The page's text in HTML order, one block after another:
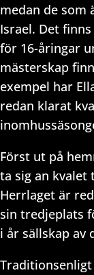
medan de som
Israel. Det
för 16-åringar
mästerskap
exempel har
redan klarat
Först ut på
ta sig an kvalet
Herrlaget är
sin tredjeplats
i år sällskap av